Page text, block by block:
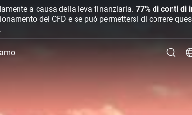
a causa della leva finanziaria. 77% di conti di
dei CFD e se può permettersi di correre